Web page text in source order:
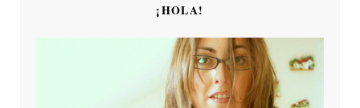
¡HOLA!